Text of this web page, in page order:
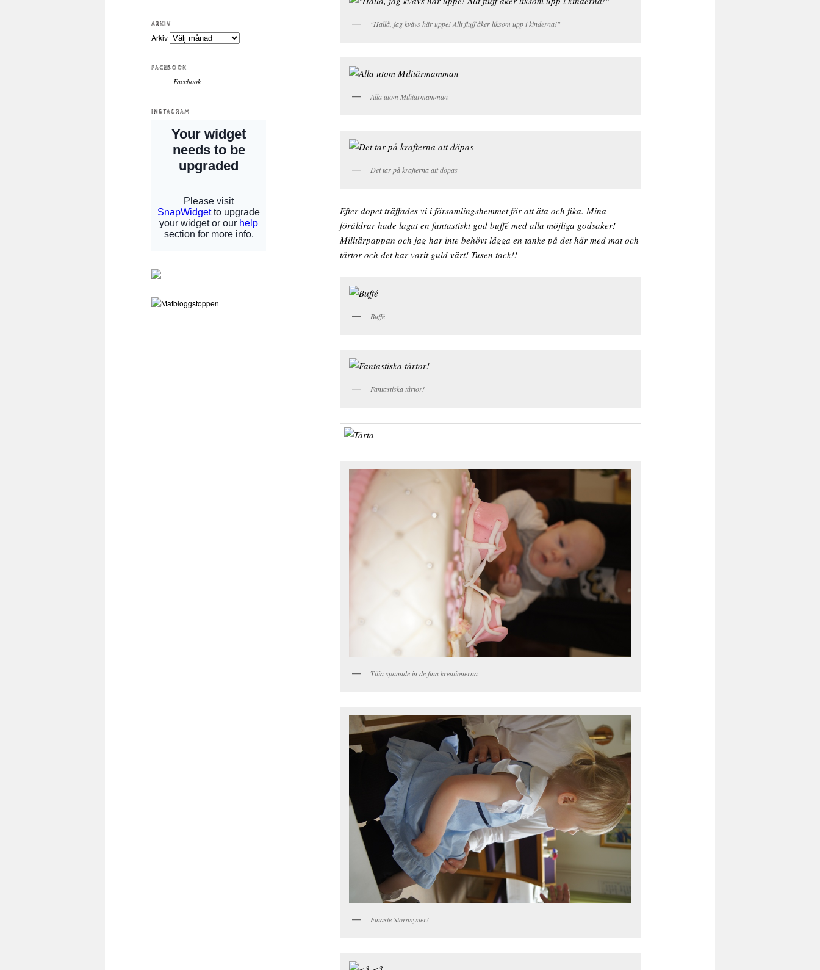
"Hallå, jag kvävs här uppe! Allt fluff åker liksom upp i kinderna!"
Alla utom Militärmamman
Det tar på krafterna att döpas
Efter dopet träffades vi i församlingshemmet för att äta och fika. Mina
föräldrar hade lagat en fantastiskt god buffé med alla möjliga godsaker!
Militärpappan och jag har inte behövt lägga en tanke på det här med mat och
tårtor och det har varit guld värt! Tusen tack!!
Buffé
Fantastiska tårtor!
Tilia spanade in de fina kreationerna
Finaste Storasyster!
ARKIV
Arkiv
FACEBOOK
Facebook
INSTAGRAM